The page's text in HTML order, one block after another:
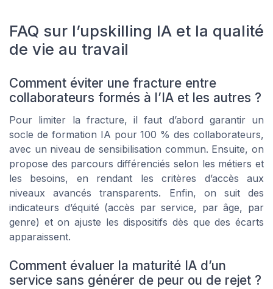
FAQ sur l’upskilling IA et la qualité
de vie au travail
Comment éviter une fracture entre
collaborateurs formés à l’IA et les autres ?
Pour limiter la fracture, il faut d’abord garantir un
socle de formation IA pour 100 % des collaborateurs,
avec un niveau de sensibilisation commun. Ensuite, on
propose des parcours différenciés selon les métiers et
les besoins, en rendant les critères d’accès aux
niveaux avancés transparents. Enfin, on suit des
indicateurs d’équité (accès par service, par âge, par
genre) et on ajuste les dispositifs dès que des écarts
apparaissent.
Comment évaluer la maturité IA d’un
service sans générer de peur ou de rejet ?